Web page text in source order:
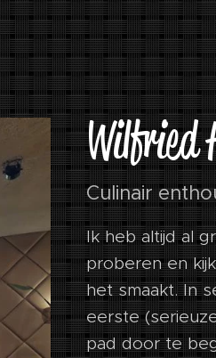
Wilfried
Culinair
Ik heb altijd al
proberen en
het smaakt. In
eerste
pad door te